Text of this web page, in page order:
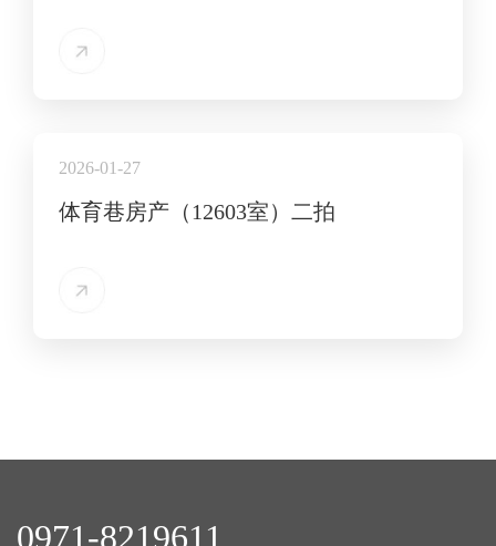
2026-01-27
体育巷房产（12603室）二拍
0971-8219611